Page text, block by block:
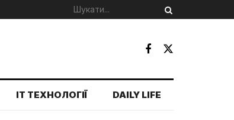
IT ТЕХНОЛОГІЇ DAILY LIFE